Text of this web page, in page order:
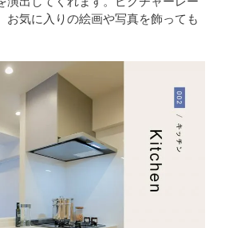
お気に入りの絵画や写真を飾っても